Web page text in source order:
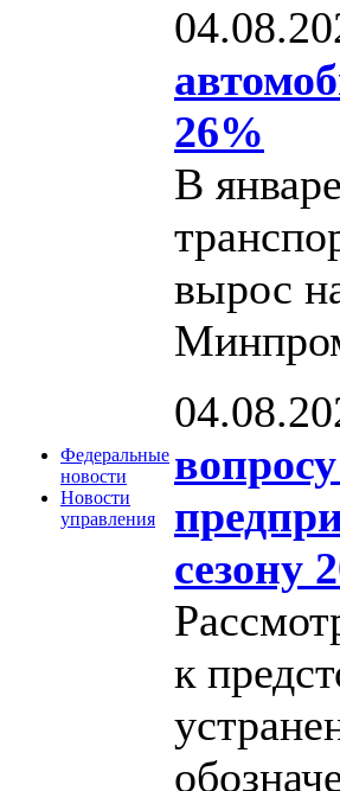
Федеральные
новости
Новости
управления
26%
В
вырос
сезону
к